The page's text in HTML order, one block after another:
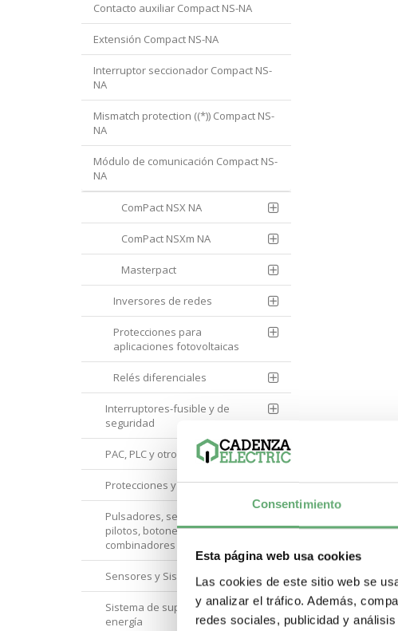
Consentimiento
Esta página web usa cookies
Las cookies de este sitio web se
y analizar el tráfico. Además,
redes sociales, publicidad y
Contacto auxiliar Compact NS-NA
Extensión Compact NS-NA
Interruptor seccionador Compact NS-
NA
Mismatch protection ((*)) Compact NS-
NA
Módulo de comunicación Compact NS-
NA
ComPact NSX NA
ComPact NSXm NA
Masterpact
Inversores de redes
Protecciones para
aplicaciones fotovoltaicas
Relés diferenciales
Interruptores-fusible y de
seguridad
PAC, PLC y otros controladores
Protecciones y Control
Pulsadores, selectores,
pilotos, botoneras y
combinadores
Sensores y Sistemas RFID
Sistema de supervisión de
energía